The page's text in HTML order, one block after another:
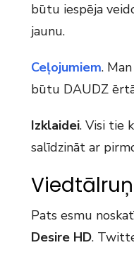
būtu iespēja
jaunu.
Ceļojumiem.
būtu DAUDZ
Izklaidei. Visi tie
salīdzināt ar
Pats esmu
Desire HD.